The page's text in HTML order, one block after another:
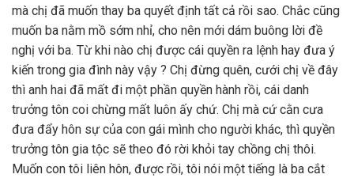
mà chị đã muốn thay ba quyết định tất cả rồi sao. Chắc cũng
muốn ba nằm mồ sớm nhỉ, cho nên mới dám buông lời đề
nghị với ba. Từ khi nào chị được cái quyền ra lệnh hay đưa ý
kiến trong gia đình này vậy ? Chị đừng quên, cưới chị về đây
thì anh hai đã mất đi một phần quyền hành rồi, cái danh
trưởng tôn coi chừng mất luôn ấy chứ. Chị mà cứ cằn cưa
đưa đẩy hôn sự của con gái mình cho người khác, thì quyền
trưởng tôn gia tộc sẽ theo đó rời khỏi tay chồng chị thôi.
Muốn con tôi liên hôn, được rồi, tôi nói một tiếng là ba cắt